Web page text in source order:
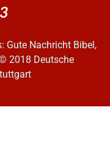
Gute Nachricht Bibel,
2018 Deutsche